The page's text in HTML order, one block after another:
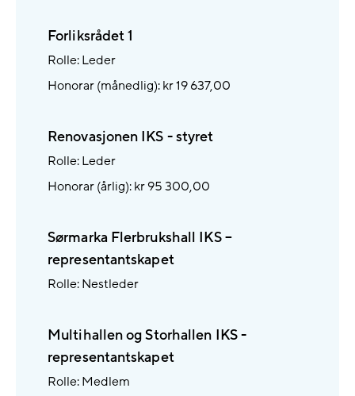
Forliksrådet 1
Rolle: Leder
Honorar (månedlig): kr 19 637,00
Renovasjonen IKS - styret
Rolle: Leder
Honorar (årlig): kr 95 300,00
Sørmarka Flerbrukshall IKS –
representantskapet
Rolle: Nestleder
Multihallen og Storhallen IKS -
representantskapet
Rolle: Medlem